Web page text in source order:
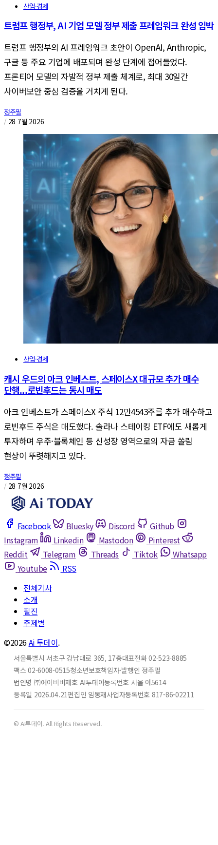
산업·경제
트럼프 행정부, AI 기업 모델 정부 제출 프레임워크 완성 임박
트럼프 행정부의 AI 프레임워크 초안이 OpenAI, Anthropic,
구글 등 주요 기업에 배포되며 완성 단계에 접어들었다.
프론티어 모델의 자발적 정부 제출 체계로, 최대 30일간
사이버보안 중심 검증을 거치게 된다.
정주필
/ 28 7월 2026
산업·경제
캐시 우드의 아크 인베스트, 스페이스X 대규모 추가 매수
단행...로빈후드는 동시 매도
아크 인베스트가 스페이스X 주식 12만4543주를 추가 매수하고
로빈후드 주식은 매도했다. 솔라나 스테이킹 ETF에도 새롭게
투자하며 우주·블록체인 등 신성장 영역으로의 자금 쏠림
현상이 뚜렷해지고 있다.
정주필
/ 28 7월 2026
Facebook Bluesky Discord
Github
Instagram
Linkedin Mastodon
Pinterest
Reddit
Telegram Threads Tiktok
Whatsapp
Youtube
RSS
전체기사
소개
필진
주제별
©2026Ai 투데이.
서울특별시 서초구 강남대로 365, 17층대표전화 02-523-8885
팩스 02-6008-0515청소년보호책임자·발행인 정주필
법인명 ㈜에이비비제호 AI투데이등록번호 서울 아5614
등록일 2026.04.21편집인 임동재사업자등록번호 817-86-02211
© AI투데이. All Rights Reserved.